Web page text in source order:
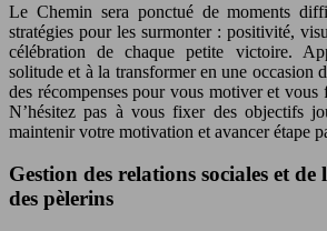
Le Chemin sera ponctué de moments
stratégies pour les surmonter : positivité,
célébration de chaque petite victoire.
solitude et à la transformer en une occasion
des récompenses pour vous motiver et vous
N’hésitez pas à vous fixer des objectifs
maintenir votre motivation et avancer étape
Gestion des relations sociales et
des pèlerins